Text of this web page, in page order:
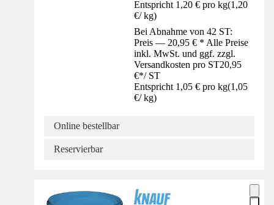
Entspricht 1,20 € pro kg(1,20
€/ kg)
Bei Abnahme von 42 ST:
Preis — 20,95 € * Alle Preise
inkl. MwSt. und ggf. zzgl.
Versandkosten pro ST20,95
€*/ ST
Entspricht 1,05 € pro kg(1,05
€/ kg)
Online bestellbar
Reservierbar